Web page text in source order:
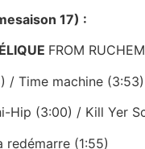
17) :
FROM
/ Time machine
Hip (3:00) / Kill Yer
redémarre (1:55)